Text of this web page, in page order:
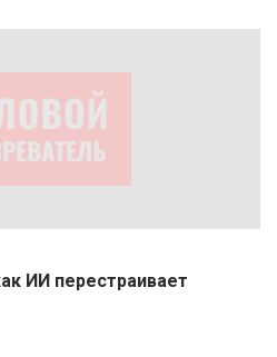
ИИ перестраивает